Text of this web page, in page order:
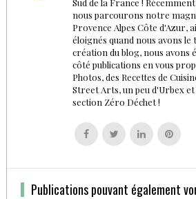
nous parcourons notre
Provence Alpes Côte d'Azur,
éloignés quand nous avons le
création du blog, nous avons
côté publications en vous
Photos, des Recettes de
Street Arts, un peu d'Urbex
section Zéro Déchet !
Follow
us
Follow
us
Follow
us
Follow
us
Publications pouvant également